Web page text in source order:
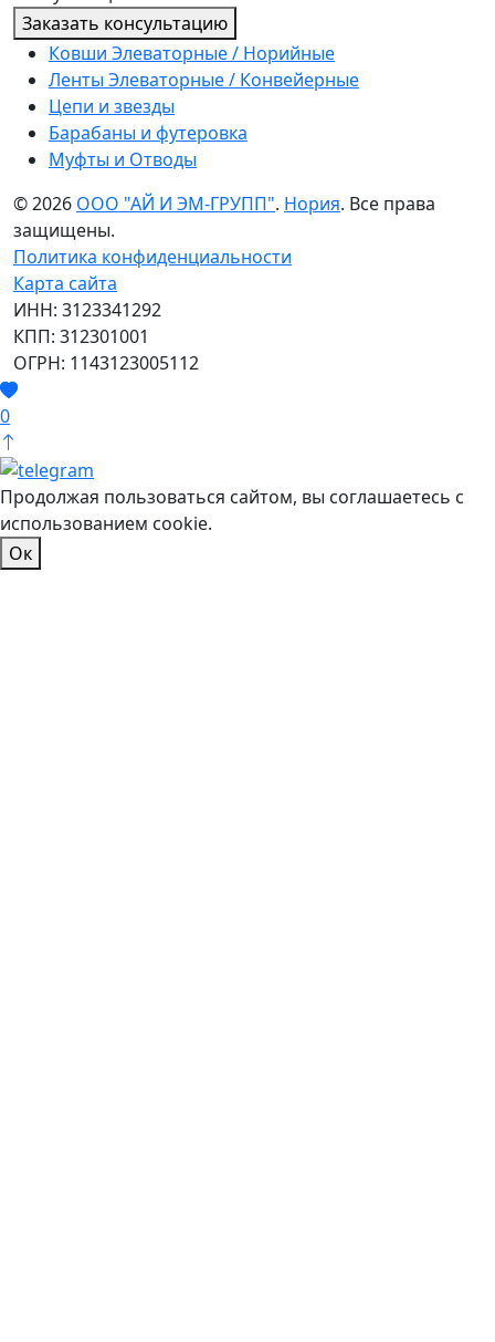
Заказать консультацию
Ковши Элеваторные / Норийные
Ленты Элеваторные / Конвейерные
Цепи и звезды
Барабаны и футеровка
Муфты и Отводы
© 2026 ООО "АЙ И ЭМ-ГРУПП". Нория. Все права
защищены.
Политика конфиденциальности
Карта сайта
ИНН: 3123341292
КПП: 312301001
ОГРН: 1143123005112
0
Продолжая пользоваться сайтом, вы соглашаетесь с
использованием cookie.
Ок